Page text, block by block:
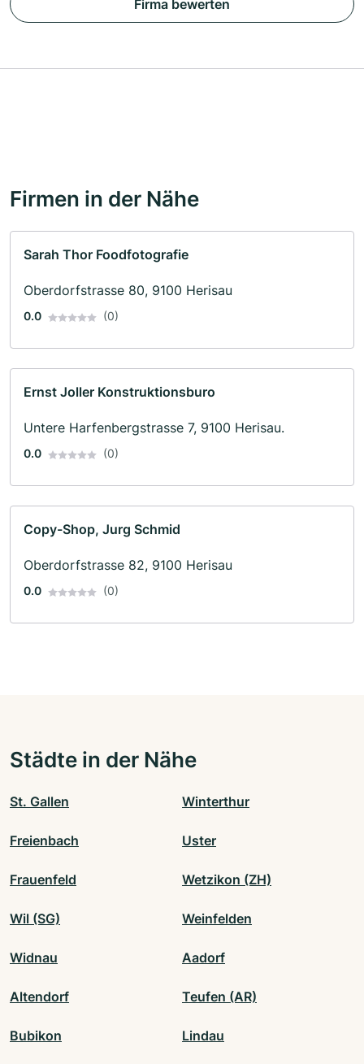
Firma bewerten
Firmen in der Nähe
Sarah Thor Foodfotografie
Oberdorfstrasse 80, 9100 Herisau
0.0 (0)
Ernst Joller Konstruktionsburo
Untere Harfenbergstrasse 7, 9100 Herisau.
0.0 (0)
Copy-Shop, Jurg Schmid
Oberdorfstrasse 82, 9100 Herisau
0.0 (0)
Städte in der Nähe
St. Gallen Winterthur
Freienbach Uster
Frauenfeld Wetzikon (ZH)
Wil (SG) Weinfelden
Widnau Aadorf
Altendorf Teufen (AR)
Bubikon Lindau